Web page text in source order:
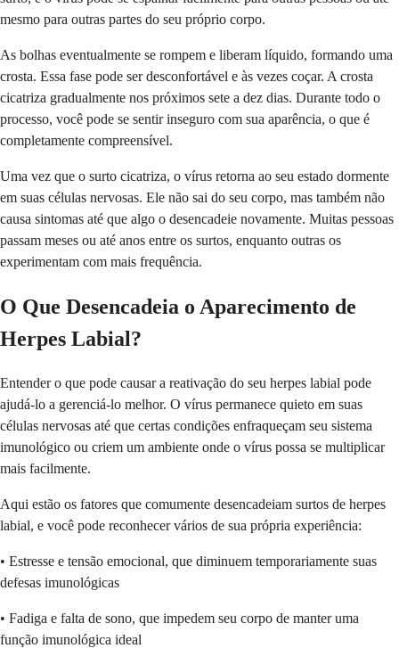
mesmo para outras partes do seu próprio corpo.
As bolhas eventualmente se rompem e liberam líquido, formando uma
crosta. Essa fase pode ser desconfortável e às vezes coçar. A crosta
cicatriza gradualmente nos próximos sete a dez dias. Durante todo o
processo, você pode se sentir inseguro com sua aparência, o que é
completamente compreensível.
Uma vez que o surto cicatriza, o vírus retorna ao seu estado dormente
em suas células nervosas. Ele não sai do seu corpo, mas também não
causa sintomas até que algo o desencadeie novamente. Muitas pessoas
passam meses ou até anos entre os surtos, enquanto outras os
experimentam com mais frequência.
O Que Desencadeia o Aparecimento de
Herpes Labial?
Entender o que pode causar a reativação do seu herpes labial pode
ajudá-lo a gerenciá-lo melhor. O vírus permanece quieto em suas
células nervosas até que certas condições enfraqueçam seu sistema
imunológico ou criem um ambiente onde o vírus possa se multiplicar
mais facilmente.
Aqui estão os fatores que comumente desencadeiam surtos de herpes
labial, e você pode reconhecer vários de sua própria experiência:
• Estresse e tensão emocional, que diminuem temporariamente suas
defesas imunológicas
• Fadiga e falta de sono, que impedem seu corpo de manter uma
função imunológica ideal